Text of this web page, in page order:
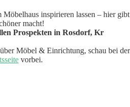
inspirieren lassen – hier gibt
macht!
Prospekten in Rosdorf, Kr
Möbel & Einrichtung, schau bei der
vorbei.